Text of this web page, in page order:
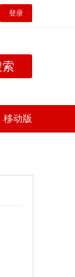
登录
移动版